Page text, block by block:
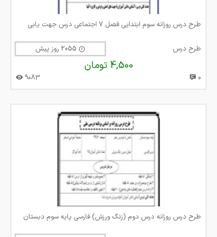
طرح درس روزانه سوم ابتدایی فصل 7 اجتماعی درس جهت یابی
طرح درس
4,500 تومان
0
9083
طرح درس روزانه درس دوم (زنگ ورزش) فارسی پایه سوم دبستان